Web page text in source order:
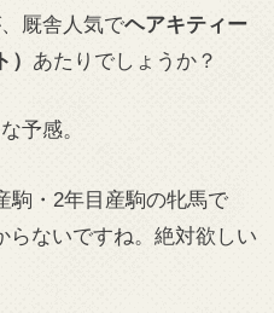
厩舎人気でヘアキティー
あたりでしょうか？
予感。
駒・2年目産駒の牝馬で
らないですね。絶対欲しい